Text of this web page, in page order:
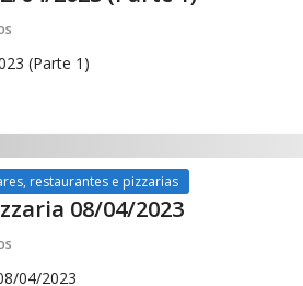
(Parte 1)
restaurantes e pizzarias
08/04/2023
04/2023